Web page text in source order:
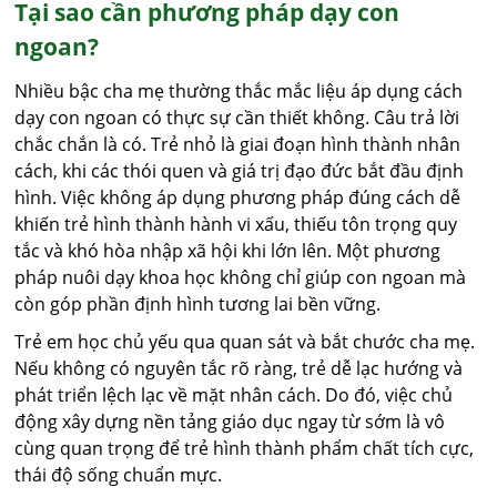
Tại sao cần phương pháp dạy con
ngoan?
Nhiều bậc cha mẹ thường thắc mắc liệu áp dụng cách
dạy con ngoan có thực sự cần thiết không. Câu trả lời
chắc chắn là có. Trẻ nhỏ là giai đoạn hình thành nhân
cách, khi các thói quen và giá trị đạo đức bắt đầu định
hình. Việc không áp dụng phương pháp đúng cách dễ
khiến trẻ hình thành hành vi xấu, thiếu tôn trọng quy
tắc và khó hòa nhập xã hội khi lớn lên. Một phương
pháp nuôi dạy khoa học không chỉ giúp con ngoan mà
còn góp phần định hình tương lai bền vững.
Trẻ em học chủ yếu qua quan sát và bắt chước cha mẹ.
Nếu không có nguyên tắc rõ ràng, trẻ dễ lạc hướng và
phát triển lệch lạc về mặt nhân cách. Do đó, việc chủ
động xây dựng nền tảng giáo dục ngay từ sớm là vô
cùng quan trọng để trẻ hình thành phẩm chất tích cực,
thái độ sống chuẩn mực.